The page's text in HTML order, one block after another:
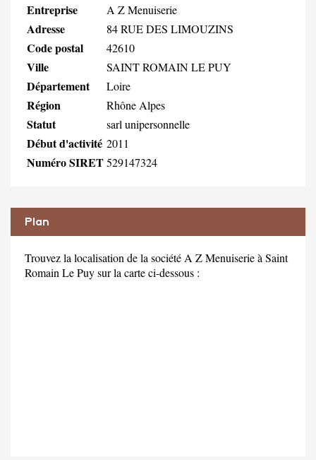
Entreprise A Z Menuiserie
Adresse 84 RUE DES LIMOUZINS
Code postal 42610
Ville SAINT ROMAIN LE PUY
Département Loire
Région Rhône Alpes
Statut sarl unipersonnelle
Début d'activité 2011
Numéro SIRET529147324
Plan
Trouvez la localisation de la société A Z Menuiserie à Saint
Romain Le Puy sur la carte ci-dessous :